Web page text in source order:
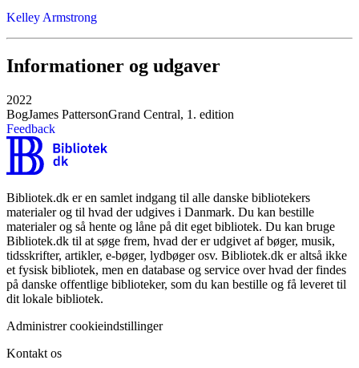
Kelley Armstrong
Informationer og udgaver
2022
BogJames PattersonGrand Central, 1. edition
Feedback
Bibliotek.dk er en samlet indgang til alle danske bibliotekers
materialer og til hvad der udgives i Danmark. Du kan bestille
materialer og så hente og låne på dit eget bibliotek. Du kan bruge
Bibliotek.dk til at søge frem, hvad der er udgivet af bøger, musik,
tidsskrifter, artikler, e-bøger, lydbøger osv. Bibliotek.dk er altså ikke
et fysisk bibliotek, men en database og service over hvad der findes
på danske offentlige biblioteker, som du kan bestille og få leveret til
dit lokale bibliotek.
Administrer cookieindstillinger
Kontakt os